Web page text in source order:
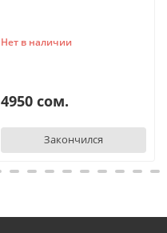
Нет в наличии
4950 сом.
Закончился